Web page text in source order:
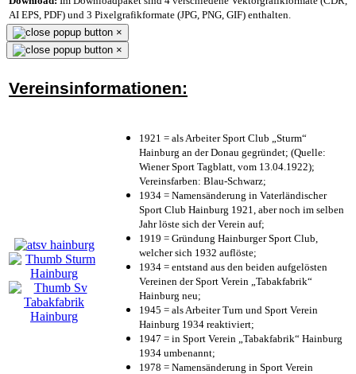
AI EPS, PDF) und 3 Pixelgrafikformate (JPG, PNG, GIF) enthalten.
×
×
Vereinsinformationen:
1921 = als Arbeiter Sport Club „Sturm“
Hainburg an der Donau gegründet; (Quelle:
Wiener Sport Tagblatt, vom 13.04.1922);
Vereinsfarben: Blau-Schwarz;
1934 = Namensänderung in Vaterländischer
Sport Club Hainburg 1921, aber noch im selben
Jahr löste sich der Verein auf;
1919 = Gründung Hainburger Sport Club,
welcher sich 1932 auflöste;
1934 = entstand aus den beiden aufgelösten
Vereinen der Sport Verein „Tabakfabrik“
Hainburg neu;
1945 = als Arbeiter Turn und Sport Verein
Hainburg 1934 reaktiviert;
1947 = in Sport Verein „Tabakfabrik“ Hainburg
1934 umbenannt;
1978 = Namensänderung in Sport Verein